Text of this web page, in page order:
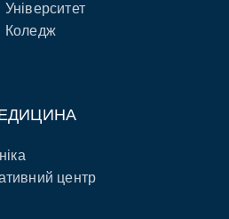
Коледж
центр